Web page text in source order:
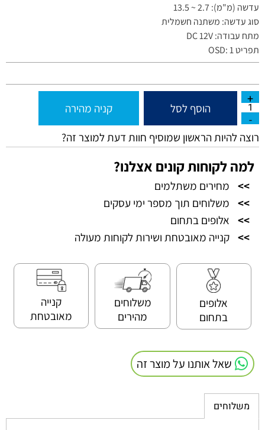
עדשה (מ"מ): 2.7 ~ 13.5
סוג עדשה: משתנה חשמלית
מתח עבודה: DC 12V
תפריט OSD: 1
הוסף לסל קניה מהירה
רוצה להיות הראשון שמוסיף חוות דעת למוצר זה?
למה לקוחות קונים אצלנו?
>>
מחירים משתלמים
>>
משלוחים תוך מספר ימי עסקים
>>
אלופים בתחום
>> קנייה מאובטחת ושירות לקוחות מעולה
אלופים
בתחום
משלוחים
מהירים
קנייה
מאובטחת
שאל אותנו על מוצר זה
משלוחים